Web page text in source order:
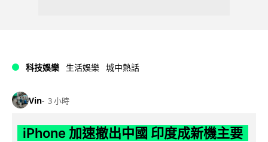
科技娛樂 生活娛樂 城中熱話
Vin 3 小時
iPhone 加速撤出中國 印度成新機主要